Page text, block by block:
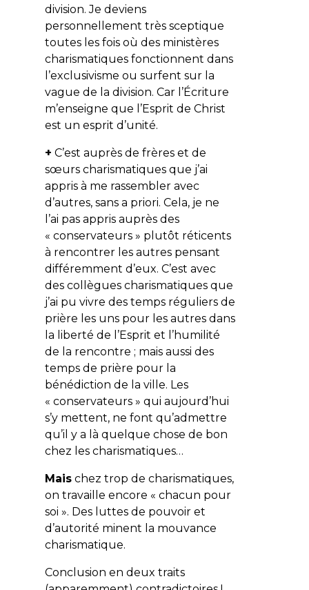
division. Je deviens
personnellement très sceptique
toutes les fois où des ministères
charismatiques fonctionnent dans
l’exclusivisme ou surfent sur la
vague de la division. Car l’Écriture
m’enseigne que l’Esprit de Christ
est un esprit d’unité.
+ C’est auprès de frères et de
sœurs charismatiques que j’ai
appris à me rassembler avec
d’autres, sans a priori. Cela, je ne
l’ai pas appris auprès des
« conservateurs » plutôt réticents
à rencontrer les autres pensant
différemment d’eux. C’est avec
des collègues charismatiques que
j’ai pu vivre des temps réguliers de
prière les uns pour les autres dans
la liberté de l’Esprit et l’humilité
de la rencontre ; mais aussi des
temps de prière pour la
bénédiction de la ville. Les
« conservateurs » qui aujourd’hui
s’y mettent, ne font qu’admettre
qu’il y a là quelque chose de bon
chez les charismatiques…
Maischez trop de charismatiques,
on travaille encore « chacun pour
soi ». Des luttes de pouvoir et
d’autorité minent la mouvance
charismatique.
Conclusion en deux traits